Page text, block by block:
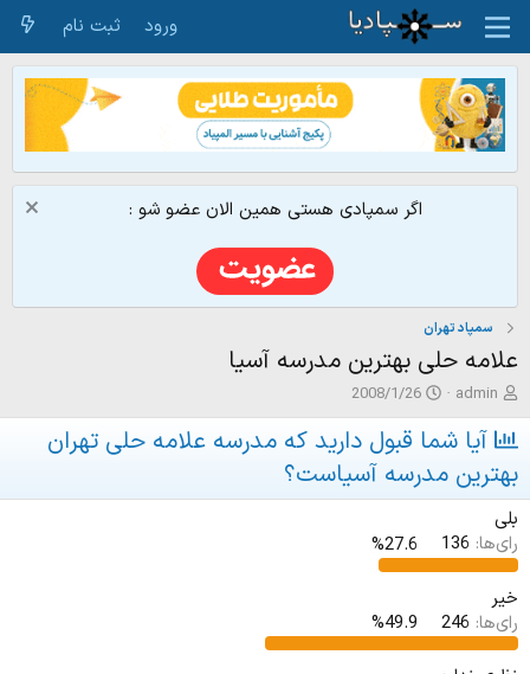
ورود ثبت نام
اگر سمپادی هستی همین الان عضو شو :
سمپاد تهران
علامه حلی بهترین مدرسه آسیا
ش
ر
و
ک
ن
ن
د
ه
و
ض
و
admin
ت
ا
ر
خ
ش
و
ع
2008/1/26
آیا شما قبول دارید که مدرسه علامه حلی تهران
بهترین مدرسه آسیاست؟
بلی
رای‌ها:
27.6%
خیر
رای‌ها:
49.9%